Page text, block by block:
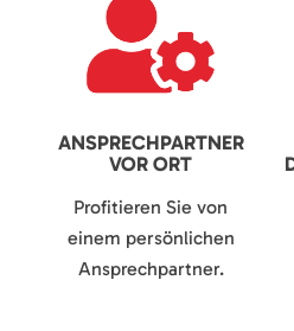
ANSPRECHPARTNER
VOR ORT
Profitieren Sie von
einem persönlichen
Ansprechpartner.